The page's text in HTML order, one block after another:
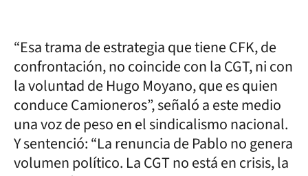
“Esa trama de estrategia que tiene CFK, de
confrontación, no coincide con la CGT, ni con
la voluntad de Hugo Moyano, que es quien
conduce Camioneros”, señaló a este medio
una voz de peso en el sindicalismo nacional.
Y sentenció: “La renuncia de Pablo no genera
volumen político. La CGT no está en crisis, la